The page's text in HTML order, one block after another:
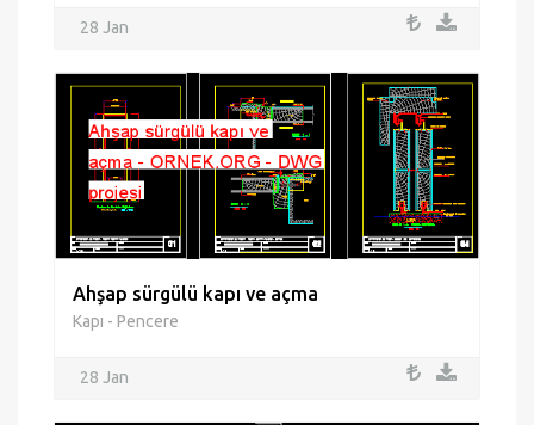
28 Jan
Ahşap sürgülü kapı ve açma
Kapı - Pencere
28 Jan